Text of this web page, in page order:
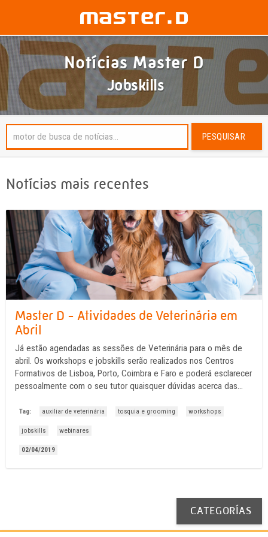
Notícias Master D
Jobskills
PESQUISAR
Notícias mais recentes
Master D - Atividades de Veterinária em
Abril
Já estão agendadas as sessões de Veterinária para o mês de
abril. Os workshops e jobskills serão realizados nos Centros
Formativos de Lisboa, Porto, Coimbra e Faro e poderá esclarecer
pessoalmente com o seu tutor quaisquer dúvidas acerca das
se não conseguir assistir em ...
Tag: auxiliar de veterinária tosquia e grooming workshops
jobskills webinares
02/04/2019
CATEGORÍAS